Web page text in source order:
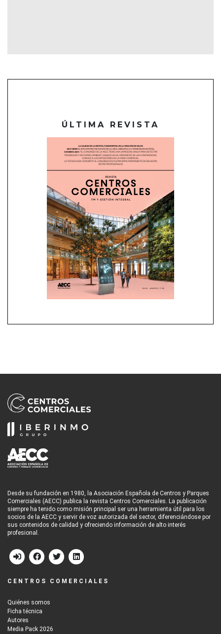
ÚLTIMA REVISTA
Desde su fundación en 1980, la Asociación Española de Centros y Parques
Comerciales (AECC) publica la revista Centros Comerciales. La publicación
siempre ha tenido como misión principal ser una herramienta útil para los
socios de la AECC y servir de voz autorizada del sector, diferenciándose por
sus contenidos de calidad y ofreciendo información de alto interés
profesional.
CENTROS COMERCIALES
Quiénes somos
Ficha técnica
Autores
Media Pack 2026